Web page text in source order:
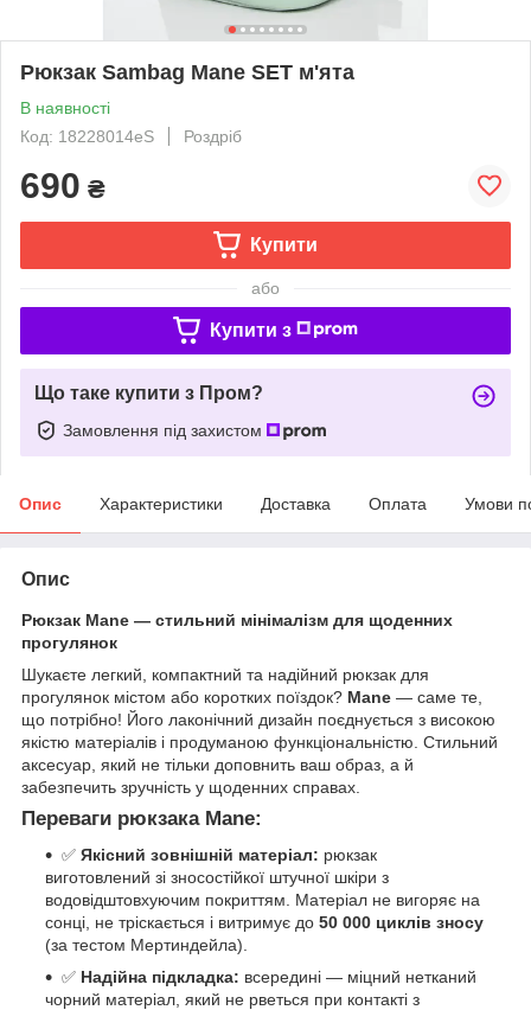
Рюкзак Sambag Mane SET м'ята
В наявності
Код: 18228014eS
Роздріб
690 ₴
Купити
або
Купити з
Що таке купити з Пром?
Замовлення під захистом
Опис Характеристики Доставка Оплата Умови
Опис
Рюкзак Mane — стильний мінімалізм для щоденних
прогулянок
Шукаєте легкий, компактний та надійний рюкзак для
прогулянок містом або коротких поїздок? Mane — саме те,
що потрібно! Його лаконічний дизайн поєднується з високою
якістю матеріалів і продуманою функціональністю. Стильний
аксесуар, який не тільки доповнить ваш образ, а й
забезпечить зручність у щоденних справах.
Переваги рюкзака Mane:
✅ Якісний зовнішній матеріал: рюкзак
виготовлений зі зносостійкої штучної шкіри з
водовідштовхуючим покриттям. Матеріал не вигоряє на
сонці, не тріскається і витримує до 50 000 циклів зносу
(за тестом Мертиндейла).
✅ Надійна підкладка: всередині — міцний нетканий
чорний матеріал, який не рветься при контакті з